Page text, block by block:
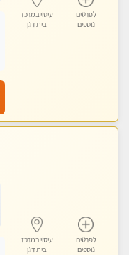
לפרטים
נוספים
עיסוי במרכז
בית דגן
לפרטים
נוספים
עיסוי במרכז
בית דגן